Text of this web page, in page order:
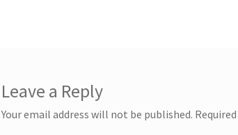
Leave a Reply
Your email address will not be published.